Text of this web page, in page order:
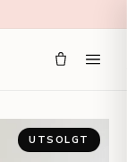
UTSOLGT